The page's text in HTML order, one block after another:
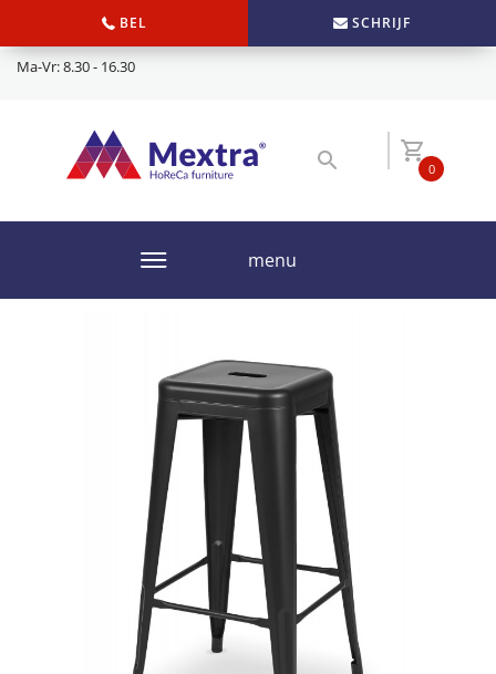
BEL SCHRIJF
Ma-Vr: 8.30 - 16.30
0
menu